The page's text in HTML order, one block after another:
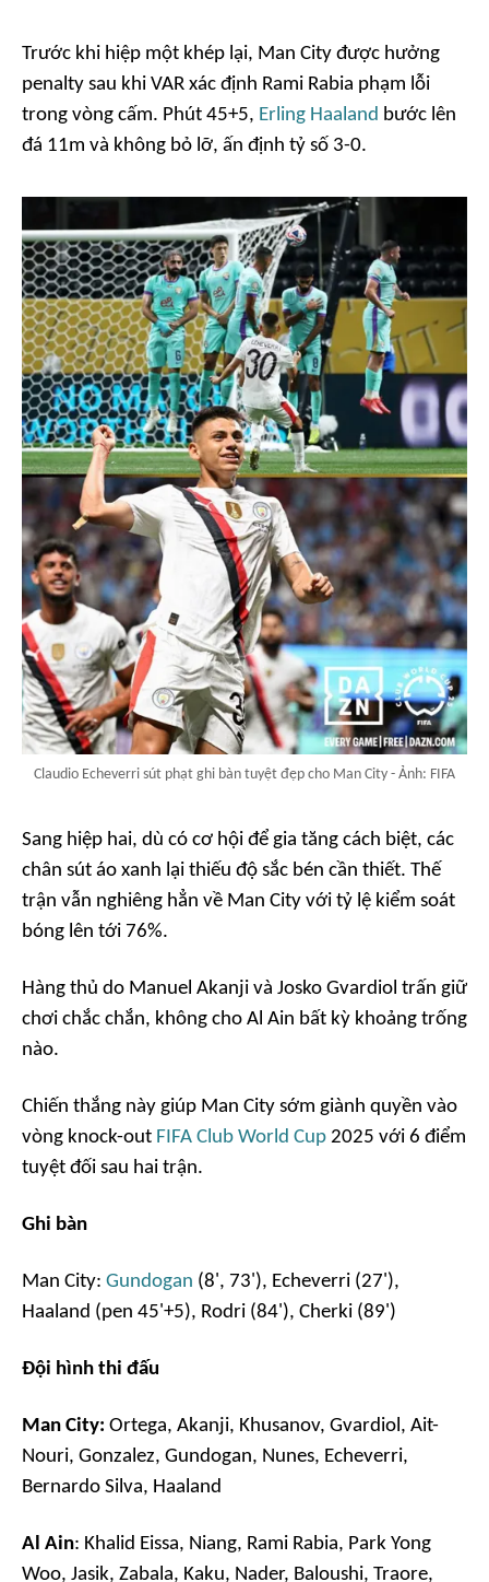
Trước khi hiệp một khép lại, Man City được hưởng
penalty sau khi VAR xác định Rami Rabia phạm lỗi
trong vòng cấm. Phút 45+5, Erling Haaland bước lên
đá 11m và không bỏ lỡ, ấn định tỷ số 3-0.
Claudio Echeverri sút phạt ghi bàn tuyệt đẹp cho Man City - Ảnh: FIFA
Sang hiệp hai, dù có cơ hội để gia tăng cách biệt, các
chân sút áo xanh lại thiếu độ sắc bén cần thiết. Thế
trận vẫn nghiêng hẳn về Man City với tỷ lệ kiểm soát
bóng lên tới 76%.
Hàng thủ do Manuel Akanji và Josko Gvardiol trấn giữ
chơi chắc chắn, không cho Al Ain bất kỳ khoảng trống
nào.
Chiến thắng này giúp Man City sớm giành quyền vào
vòng knock-out FIFA Club World Cup 2025 với 6 điểm
tuyệt đối sau hai trận.
Ghi bàn
Man City: Gundogan (8', 73'), Echeverri (27'),
Haaland (pen 45'+5), Rodri (84'), Cherki (89')
Đội hình thi đấu
Man City: Ortega, Akanji, Khusanov, Gvardiol, Ait-
Nouri, Gonzalez, Gundogan, Nunes, Echeverri,
Bernardo Silva, Haaland
Al Ain: Khalid Eissa, Niang, Rami Rabia, Park Yong
Woo, Jasik, Zabala, Kaku, Nader, Baloushi, Traore,